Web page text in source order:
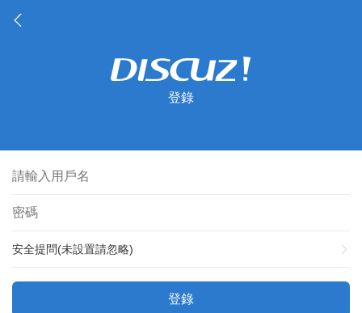
登錄
安全提問(未設置請忽略)
登錄